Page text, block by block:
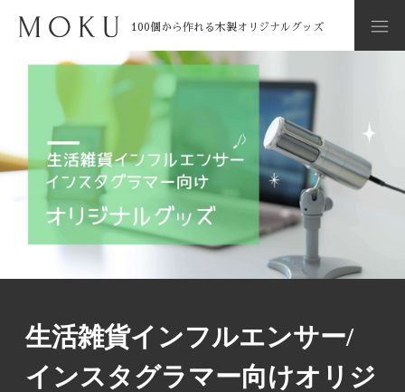
100個から作れる木製オリジナルグッズ
トップペ
ブロ
商品紹
介
>
リジナルグッズ
生活雑貨インフルエンサー/
インスタグラマー向けオリジ